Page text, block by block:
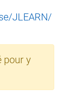
JLEARN/
pour y